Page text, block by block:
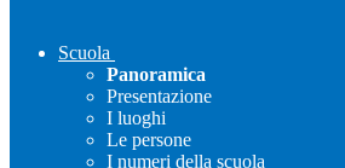
Scuola
Panoramica
Presentazione
I luoghi
Le persone
I numeri della scuola